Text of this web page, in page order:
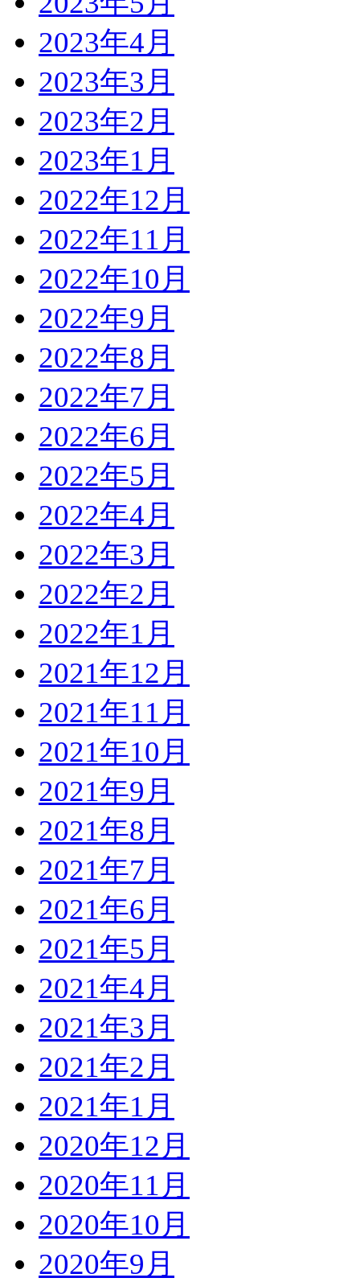
2023年4月
2023年3月
2023年2月
2023年1月
2022年12月
2022年11月
2022年10月
2022年9月
2022年8月
2022年7月
2022年6月
2022年5月
2022年4月
2022年3月
2022年2月
2022年1月
2021年12月
2021年11月
2021年10月
2021年9月
2021年8月
2021年7月
2021年6月
2021年5月
2021年4月
2021年3月
2021年2月
2021年1月
2020年12月
2020年11月
2020年10月
2020年9月